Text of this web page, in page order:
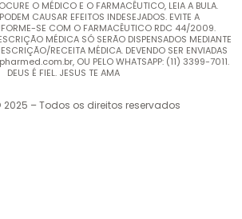
O MÉDICO E O FARMACÊUTICO, LEIA A BULA.
CAUSAR EFEITOS INDESEJADOS. EVITE A
SE COM O FARMACÊUTICO RDC 44/2009.
MÉDICA SÓ SERÃO DISPENSADOS MEDIANTE
RECEITA MÉDICA. DEVENDO SER ENVIADAS
OU PELO WHATSAPP: (11) 3399-7011.
DEUS É FIEL. JESUS TE AMA
– Todos os direitos reservados